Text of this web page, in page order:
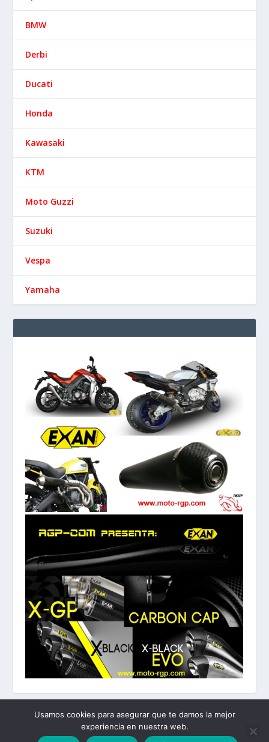
BMW
Derbi
Ducati
Honda
Kawasaki
KTM
Moto Guzzi
Suzuki
Vespa
Yamaha
Elegant Themes| Desarrollado por WordPress
Usamos cookies para asegurar que te damos la mejor
experiencia en nuestra web.